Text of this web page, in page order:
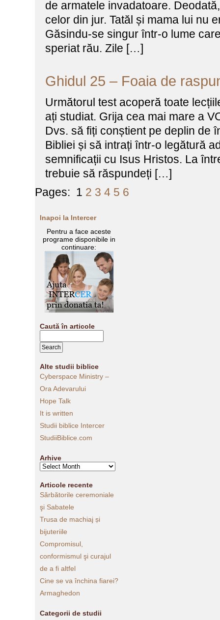
de armatele invadatoare.
celor din jur. Tatăl și mama lui nu
Găsindu-se singur într-o lume
speriat rău. Zile […]
Ghidul 25 – Foaia de
Următorul test acoperă toate
ați studiat. Grija cea mai mare a
Dvs. să fiți conștient pe deplin de
Bibliei și să intrați într-o legătură
semnificații cu Isus Hristos. La
trebuie să răspundeți […]
Pages: 1 2 3 4 5 6
Inapoi la Intercer
Pentru a face aceste
programe disponibile in
continuare:
Caută în articole
Alte studii biblice
Cyberspace Ministry –
Ora Adevarului
Hope Talk
It is written
Studii biblice Intercer
StudiiBiblice.com
Arhive
Arhive
Articole recente
Sărbătorile ceremoniale
şi Sabatele
Trusa de machiaj și
bijuteriile
Compromisul,
conformismul şi curajul
de a fi altfel
Cine se va închina fiarei?
Armaghedon
Categorii de studii